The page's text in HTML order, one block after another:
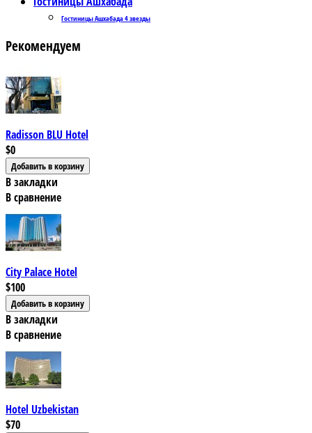
Гостиницы Ашхабада 4 звезды
Рекомендуем
Radisson BLU Hotel
$0
В закладки
В сравнение
City Palace Hotel
$100
В закладки
В сравнение
Hotel Uzbekistan
$70